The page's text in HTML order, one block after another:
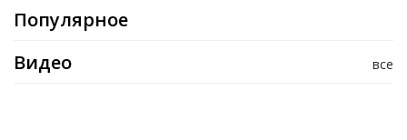
Популярное
все
Видео